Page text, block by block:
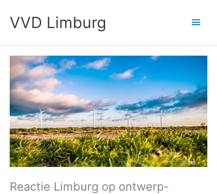
naarVVD Limburg
Reactie Limburg op ontwerp-